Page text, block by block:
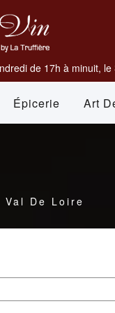
de 17h à minuit,
Épicerie Art
Val De Loire